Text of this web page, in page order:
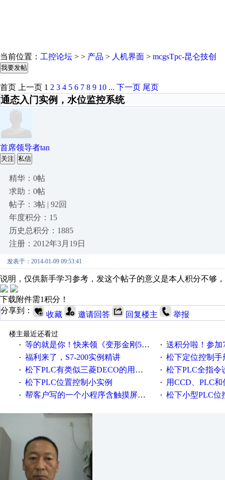
当前位置： 工控论坛 > > 产品 > 人机界面 > mcgsTpc-昆仑技创
我要发帖
首页 上一页 1 2 3 4 5 6 7 8 9 10 ... 下一页 尾页
通态入门实例，水位监控系统
首席领导者tan
关注 私信
精华：0帖
求助：0帖
帖子：3帖 | 92回
年度积分：15
历史总积分：1885
注册：2012年3月19日
发表于：2014-01-09 09:53:41
说明，仅供新手学习参考，发这个帖子的意义是本人积分不够
下载附件需1积分！
分享到：
收藏 邀请回答 回复楼主 举报
楼主最近还看过
· 等的就是你！快来领《变形金刚5》观影券 · 送积分啦！参加7月6日
· 福利来了，S7-200实例精讲 · 松下定位控制手
· 松下PLC有类似三菱DECO的用法吗 · 松下PLC全指令
· 松下PLC位置控制小实例 · 用CCD、PLC
· 帮客户写的一个小程序含触摸屏，适合初学者 · 松下小型PLC位